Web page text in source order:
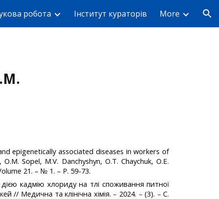
робота Інститут кураторів More
epigenetically associated diseases in workers of
Sopel, M.V. Danchyshyn, O.T. Chaychuk, O.E.
21. – № 1. – P. 59-73.
кадмію хлориду на тлі споживання питної
// Медична та клінічна хімія. – 2024. – (3). –С.